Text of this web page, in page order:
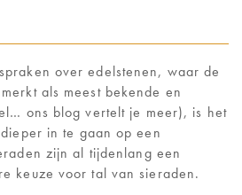
over edelstenen, waar de
als meest bekende en
ons blog vertelt je meer), is het
in te gaan op een
zijn al tijdenlang een
keuze voor tal van sieraden.